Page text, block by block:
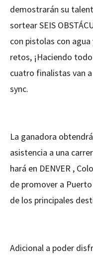
demostrarán su
sortear SEIS
con pistolas con
retos, ¡Haciendo
cuatro finalistas van
sync.
La ganadora
asistencia a una
hará en DENVER ,
de promover a
de los principales
Adicional a poder